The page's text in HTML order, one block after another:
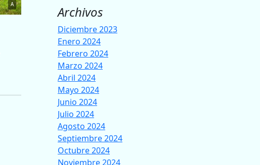
A Archivos
Diciembre 2023
Enero 2024
Febrero 2024
Marzo 2024
Abril 2024
Mayo 2024
Junio 2024
Julio 2024
Agosto 2024
Septiembre 2024
Octubre 2024
Noviembre 2024